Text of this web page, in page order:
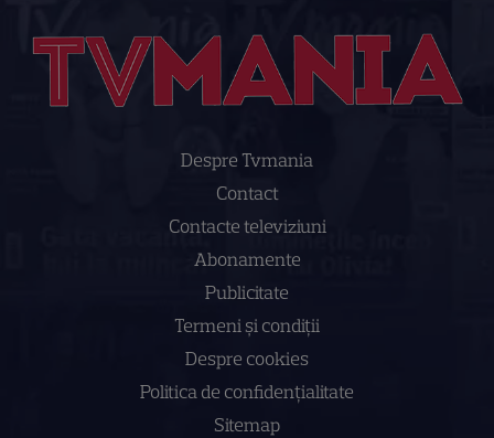
Despre Tvmania
Contact
Contacte televiziuni
Abonamente
Publicitate
Termeni și condiții
Despre cookies
Politica de confidenţialitate
Sitemap